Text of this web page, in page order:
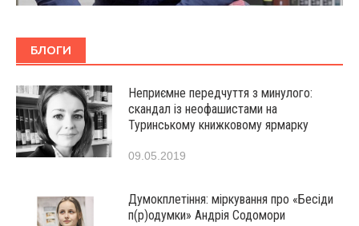
БЛОГИ
Неприємне передчуття з минулого:
скандал із неофашистами на
Туринському книжковому ярмарку
09.05.2019
Думокплетіння: міркування про «Бесіди
п(р)одумки» Андрія Содомори